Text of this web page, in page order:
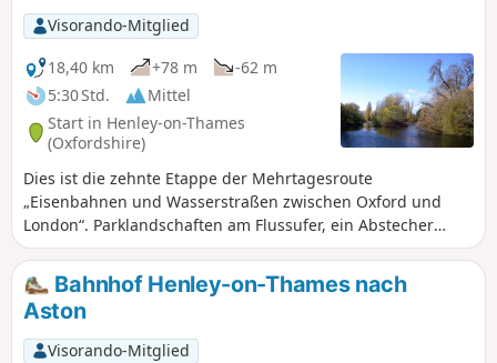
Visorando-Mitglied
18,40 km
+78 m
-62 m
5:30 Std.
Mittel
Start in Henley-on-Thames
(Oxfordshire)
Dies ist die zehnte Etappe der Mehrtagesroute
„Eisenbahnen und Wasserstraßen zwischen Oxford und
London“. Parklandschaften am Flussufer, ein Abstecher
durch die Chiltern-Glockenblumenwälder, Auen, das
reizvolle und gastfreundliche Dorf Sonning, ein Wildpark
und Wildblumenwiesen, die Ruinen der Abtei von Reading
sowie die Forbury Gardens sind die Höhepunkte dieser
Wanderung.
Bahnhof Henley-on-Thames nach
Aston
Visorando-Mitglied